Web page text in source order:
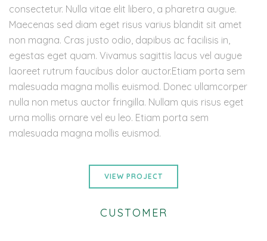
consectetur. Nulla vitae elit libero, a pharetra augue.
Maecenas sed diam eget risus varius blandit sit amet
non magna. Cras justo odio, dapibus ac facilisis in,
egestas eget quam. Vivamus sagittis lacus vel augue
laoreet rutrum faucibus dolor auctor.Etiam porta sem
malesuada magna mollis euismod. Donec ullamcorper
nulla non metus auctor fringilla. Nullam quis risus eget
urna mollis ornare vel eu leo. Etiam porta sem
malesuada magna mollis euismod.
VIEW PROJECT
CUSTOMER